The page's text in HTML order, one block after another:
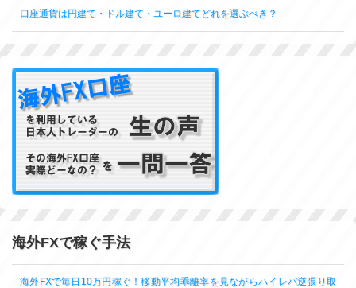
口座通貨は円建て・ドル建て・ユーロ建てどれを選ぶべき？
海外FXで稼ぐ手法
海外FXで毎日10万円稼ぐ！移動平均乖離率を見ながらハイレバ逆張り取